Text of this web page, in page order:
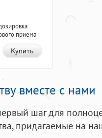
приема
Купить
вместе с нами
шаг для
придагаемые на